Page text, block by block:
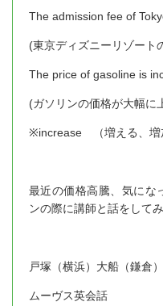
The admission fee of
(東京ディズニーリゾート
The price of gasoline is
(ガソリンの価格が大幅に
※increase （増える、増
最近の価格高騰、気にな
ンの際に講師と話をして
戸塚（横浜）大船（鎌倉
ムーヴス英会話